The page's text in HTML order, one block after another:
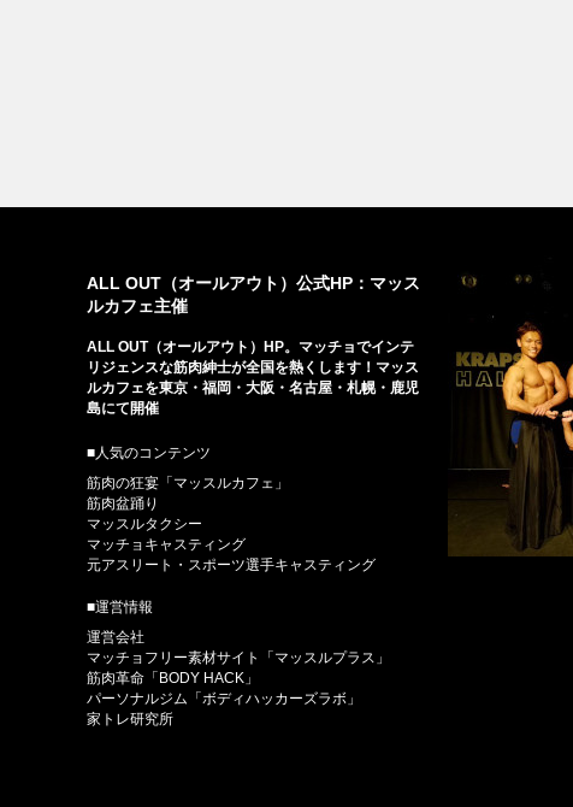
ALL OUT（オールアウト）公式HP：マッス
ルカフェ主催
ALL OUT（オールアウト）HP。マッチョでインテ
リジェンスな筋肉紳士が全国を熱くします！マッス
ルカフェを東京・福岡・大阪・名古屋・札幌・鹿児
島にて開催
■人気のコンテンツ
筋肉の狂宴「マッスルカフェ」
筋肉盆踊り
マッスルタクシー
マッチョキャスティング
元アスリート・スポーツ選手キャスティング
■運営情報
運営会社
マッチョフリー素材サイト「マッスルプラス」
筋肉革命「BODY HACK」
パーソナルジム「ボディハッカーズラボ」
家トレ研究所